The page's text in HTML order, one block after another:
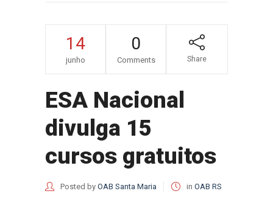
14
junho
0
Comments Share
ESA Nacional
divulga 15
cursos gratuitos
Posted by OAB Santa Maria in OAB RS